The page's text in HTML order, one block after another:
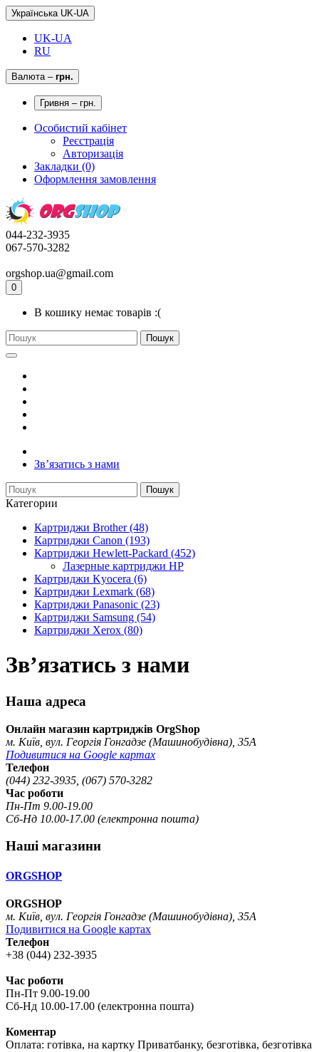
Українська UK-UA
UK-UA
RU
Валюта– грн.
Гривня – грн.
Особистий кабінет
Реєстрація
Авторизація
Закладки (0)
Оформлення замовлення
044-232-3935
067-570-3282
orgshop.ua@gmail.com
0
В кошику немає товарів :(
Пошук
Зв’язатись з нами
Пошук
Категории
Картриджи Brother (48)
Картриджи Canon (193)
Картриджи Hewlett-Packard (452)
Лазерные картриджи HP
Картриджи Kyocera (6)
Картриджи Lexmark (68)
Картриджи Panasonic (23)
Картриджи Samsung (54)
Картриджи Xerox (80)
Зв’язатись з нами
Наша адреса
Онлайн магазин картриджів OrgShop
м. Київ, вул. Георгія Гонгадзе (Машинобудівна), 35А
Подивитися на Google картах
Телефон
(044) 232-3935, (067) 570-3282
Час роботи
Пн-Пт 9.00-19.00
Сб-Нд 10.00-17.00 (електронна пошта)
Наші магазини
ORGSHOP
ORGSHOP
м. Київ, вул. Георгія Гонгадзе (Машинобудівна), 35А
Подивитися на Google картах
Телефон
+38 (044) 232-3935
Час роботи
Пн-Пт 9.00-19.00
Сб-Нд 10.00-17.00 (електронна пошта)
Коментар
Оплата: готівка, на картку Приватбанку, безготівка, безготівка